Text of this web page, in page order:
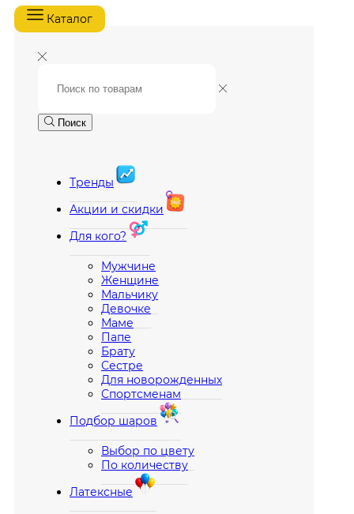
Каталог
Поиск
Тренды
Акции и скидки
Для кого?
Мужчине
Женщине
Мальчику
Девочке
Маме
Папе
Брату
Сестре
Для новорожденных
Спортсменам
Подбор шаров
Выбор по цвету
По количеству
Латексные